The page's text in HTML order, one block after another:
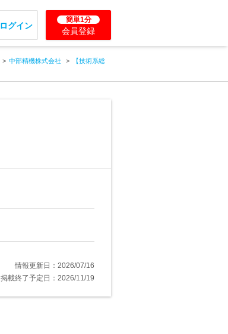
ログイン
簡単1分
会員登録
中部精機株式会社
【技術系総
情報更新日：2026/07/16
掲載終了予定日：2026/11/19